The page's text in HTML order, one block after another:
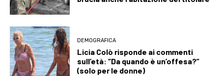
DEMOGRAFICA
Licia Colò risponde ai commenti
sull’età: “Da quando è un’offesa?”
(solo per le donne)